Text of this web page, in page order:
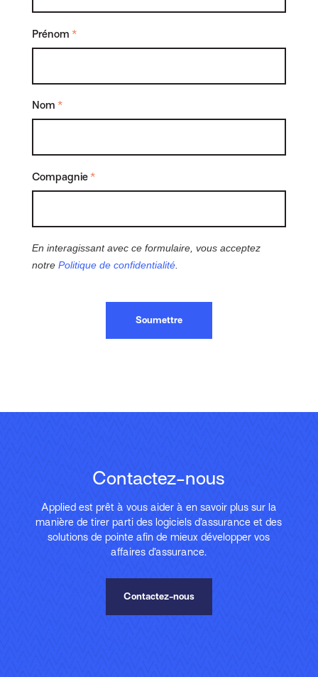
*
Prénom
*
Nom
*
Compagnie
En interagissant avec ce formulaire, vous acceptez
notrePolitique de confidentialité.
Soumettre
Contactez-nous
Applied est prêt à vous aider à en savoir plus sur la
manière de tirer parti des logiciels d’assurance et des
solutions de pointe afin de mieux développer vos
affaires d’assurance.
Contactez-nous